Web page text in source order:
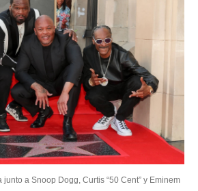
junto a Snoop Dogg, Curtis “50 Cent” y Eminem